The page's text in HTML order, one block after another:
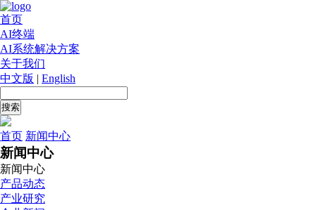
首页
AI终端
AI系统解决方案
关于我们
中文版 | English
首页 新闻中心
新闻中心
新闻中心
产品动态
产业研究